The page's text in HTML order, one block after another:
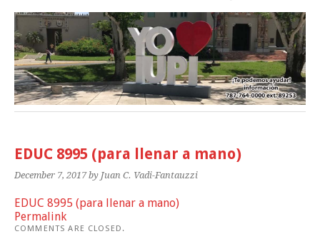
EDUC 8995 (para llenar a mano)
December 7, 2017 by Juan C. Vadi-Fantauzzi
EDUC 8995 (para llenar a mano)
Permalink
COMMENTS ARE CLOSED.